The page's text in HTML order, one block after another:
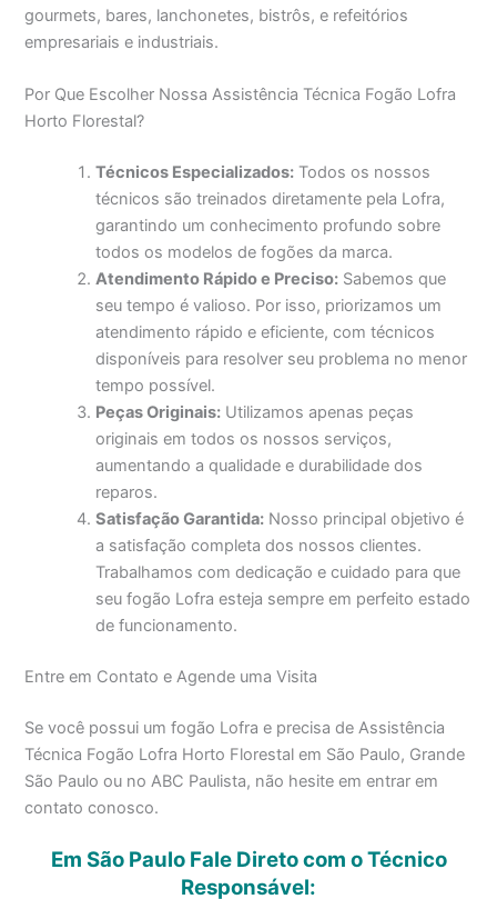
gourmets, bares, lanchonetes, bistrôs, e refeitórios
empresariais e industriais.
Por Que Escolher Nossa Assistência Técnica Fogão Lofra
Horto Florestal?
Técnicos Especializados: Todos os nossos
técnicos são treinados diretamente pela Lofra,
garantindo um conhecimento profundo sobre
todos os modelos de fogões da marca.
Atendimento Rápido e Preciso: Sabemos que
seu tempo é valioso. Por isso, priorizamos um
atendimento rápido e eficiente, com técnicos
disponíveis para resolver seu problema no menor
tempo possível.
Peças Originais: Utilizamos apenas peças
originais em todos os nossos serviços,
aumentando a qualidade e durabilidade dos
reparos.
Satisfação Garantida: Nosso principal objetivo é
a satisfação completa dos nossos clientes.
Trabalhamos com dedicação e cuidado para que
seu fogão Lofra esteja sempre em perfeito estado
de funcionamento.
Entre em Contato e Agende uma Visita
Se você possui um fogão Lofra e precisa de Assistência
Técnica Fogão Lofra Horto Florestal em São Paulo, Grande
São Paulo ou no ABC Paulista, não hesite em entrar em
contato conosco.
Em São Paulo Fale Direto com o Técnico
Responsável: